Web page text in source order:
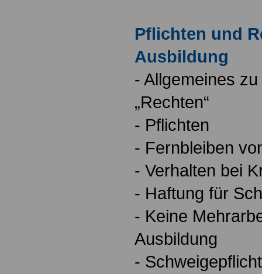
Pflichten und
Ausbildung
- Allgemeines zu
„Rechten“
- Pflichten
- Fernbleiben
- Verhalten bei
- Haftung für
- Keine
Ausbildung
- Schweigepflicht